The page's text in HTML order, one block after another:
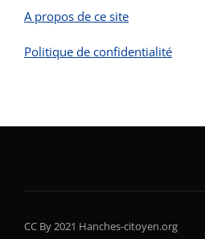
A propos de ce site
Politique de confidentialité
CC By 2021 Hanches-citoyen.org